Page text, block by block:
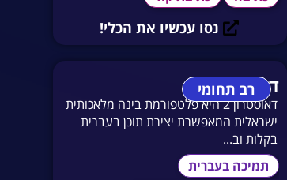
נסו עכשיו את הכלי!
רב תחומי
דאוסטרון 2
דאוסטרון 2 היא פלטפורמת בינה מלאכותית
ישראלית המאפשרת יצירת תוכן בעברית
בקלות וב...
תמיכה בעברית